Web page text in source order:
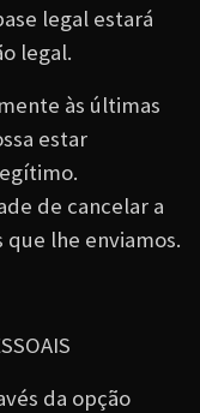
legal estará
legal.
às últimas
estar
de cancelar a
que lhe enviamos.
da opção